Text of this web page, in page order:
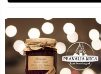
Sirop
Sosuri
Uleiuri